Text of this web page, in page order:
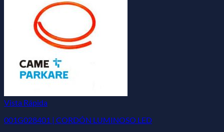
Vista Rápida
001G028401 | CORDÓN LUMINOSO LED